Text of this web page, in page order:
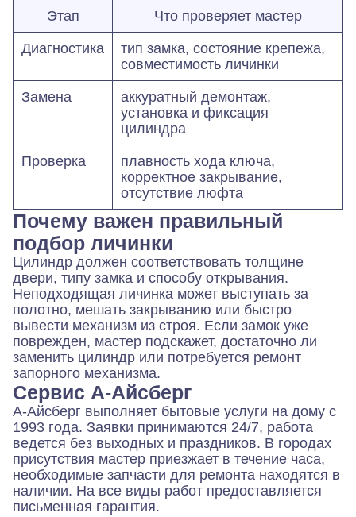
Этап
Что проверяет мастер
Диагностика
тип замка, состояние крепежа,
совместимость личинки
Замена
аккуратный демонтаж,
установка и фиксация
цилиндра
Проверка
плавность хода ключа,
корректное закрывание,
отсутствие люфта
Почему важен правильный
подбор личинки
Цилиндр должен соответствовать толщине
двери, типу замка и способу открывания.
Неподходящая личинка может выступать за
полотно, мешать закрыванию или быстро
вывести механизм из строя. Если замок уже
поврежден, мастер подскажет, достаточно ли
заменить цилиндр или потребуется ремонт
запорного механизма.
Сервис А-Айсберг
А-Айсберг выполняет бытовые услуги на дому с
1993 года. Заявки принимаются 24/7, работа
ведется без выходных и праздников. В городах
присутствия мастер приезжает в течение часа,
необходимые запчасти для ремонта находятся в
наличии. На все виды работ предоставляется
письменная гарантия.